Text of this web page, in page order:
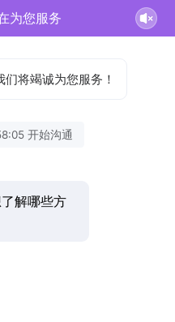
为您服务
将竭诚为您服务！
开始沟通
解哪些方